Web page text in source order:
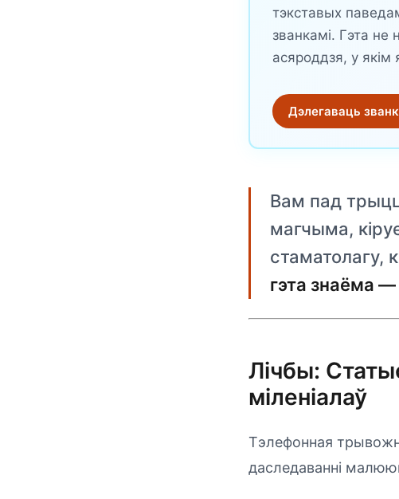
тэкставых
званкамі. Гэта не
асяроддзя, у якім
Дэлегаваць
Вам пад
магчыма,
стаматолагу,
гэта знаёма —
Лічбы:
міленіалаў
Тэлефонная
даследаванні